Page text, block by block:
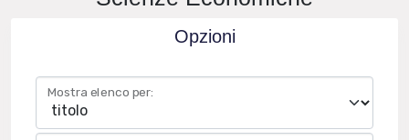
Opzioni
Mostra elenco per: